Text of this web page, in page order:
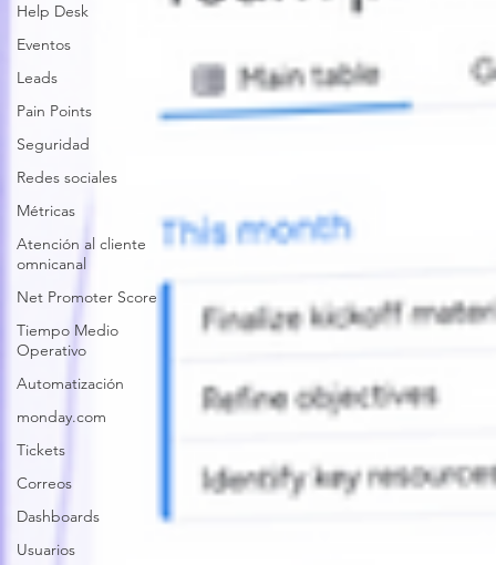
Help Desk
Eventos
Leads
Pain Points
Seguridad
Redes sociales
Métricas
Atención al cliente
omnicanal
Net Promoter Score
Tiempo Medio
Operativo
Automatización
monday.com
Tickets
Correos
Dashboards
Usuarios